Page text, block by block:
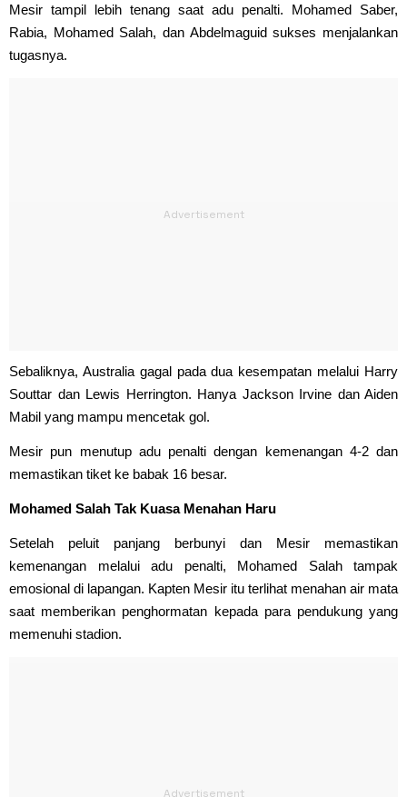
Mesir tampil lebih tenang saat adu penalti. Mohamed Saber,
Rabia, Mohamed Salah, dan Abdelmaguid sukses menjalankan
tugasnya.
Sebaliknya, Australia gagal pada dua kesempatan melalui Harry
Souttar dan Lewis Herrington. Hanya Jackson Irvine dan Aiden
Mabil yang mampu mencetak gol.
Mesir pun menutup adu penalti dengan kemenangan 4-2 dan
memastikan tiket ke babak 16 besar.
Mohamed Salah Tak Kuasa Menahan Haru
Setelah peluit panjang berbunyi dan Mesir memastikan
kemenangan melalui adu penalti, Mohamed Salah tampak
emosional di lapangan. Kapten Mesir itu terlihat menahan air mata
saat memberikan penghormatan kepada para pendukung yang
memenuhi stadion.